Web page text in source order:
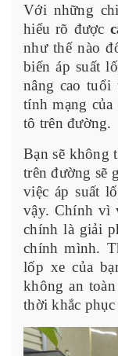
Với những
hiểu rõ được
như thế nào
biến áp suất
nâng cao
tính mạng
tô trên đường.
Bạn sẽ không
trên đường sẽ
việc áp suất
vậy. Chính vì
chính là giải
chính mình.
lốp xe của
không an
thời khắc